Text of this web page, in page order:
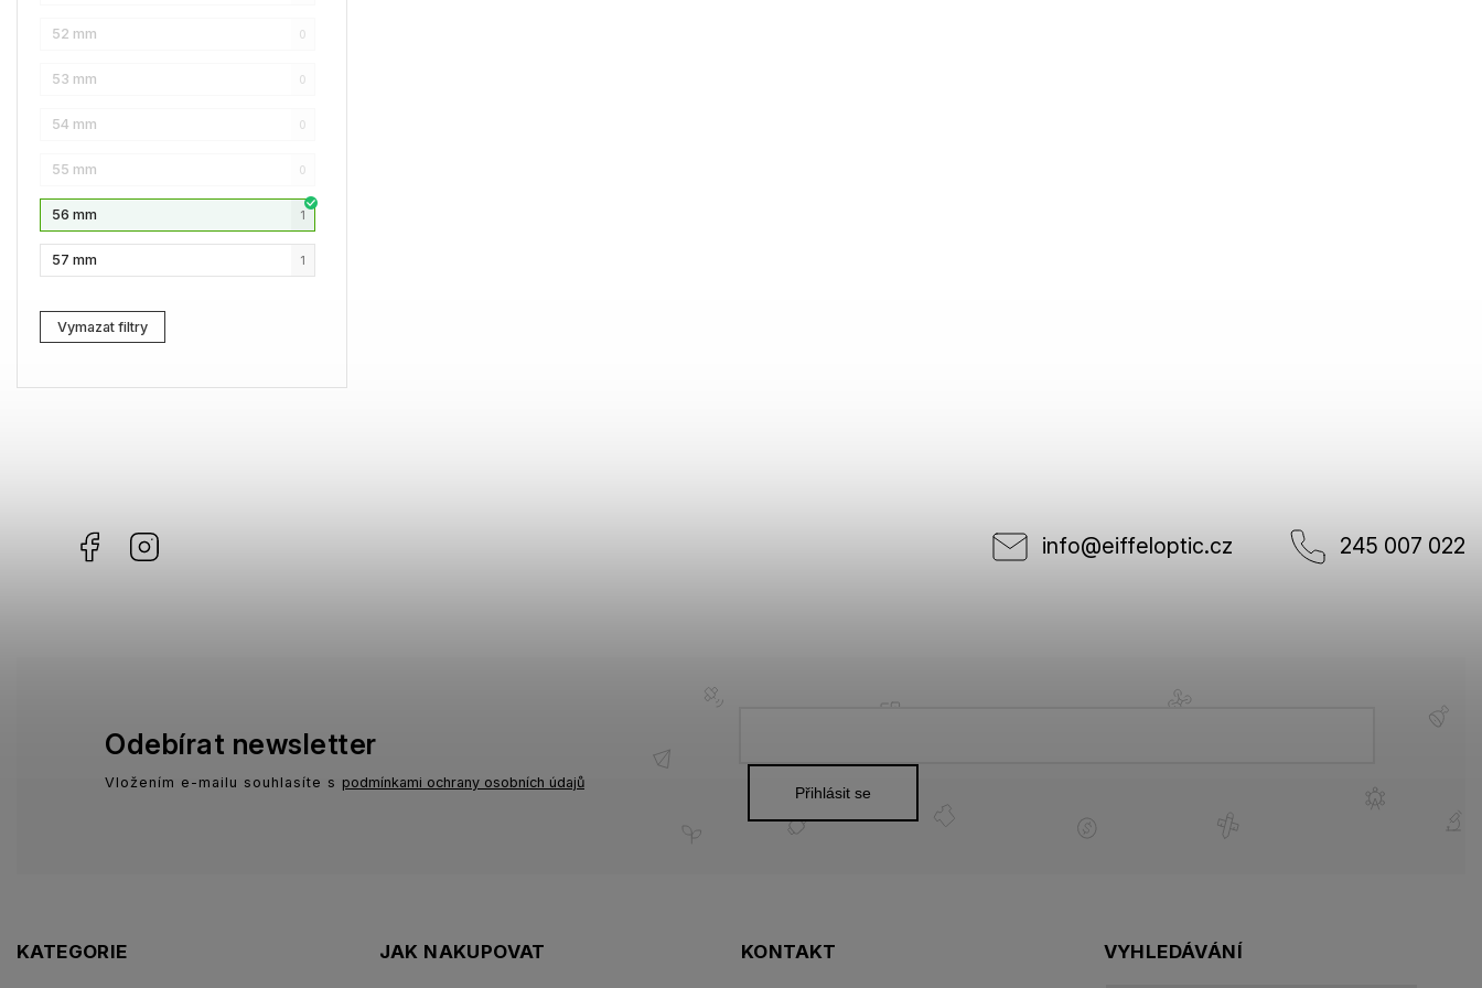
NAUTICA 0
Lacoste 0
Kenzo 0
Carrera 0
G-Star RAW 0
Jil Sander 0
Marc Jacobs
52 mm 0
53 mm 0
54 mm 0
55 mm 0
56 mm 1
57 mm 1
Vymazat filtry
Facebook info@eiffeloptic.cz 245 007 022
KATEGORIE JAK NAKUPOVAT KONTAKT
Odebírat newsletter
Vložením e-mailu souhlasíte s podmínkami ochrany osobních údajů
Přihlásit se
VYHLEDÁVÁNÍ